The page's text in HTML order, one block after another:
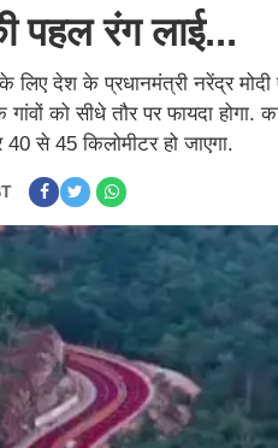
पहल रंग लाई...
लिए देश के प्रधानमंत्री नरेंद्र
को सीधे तौर पर फायदा
से 45 किलोमीटर हो जाएगा.